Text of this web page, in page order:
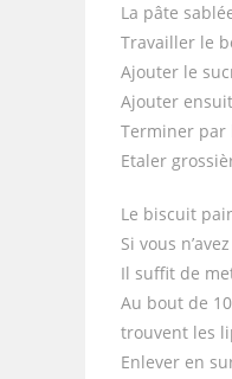
La pâte
Travailler le
Ajouter le
Ajouter
Terminer par
Etaler
Le biscuit
Si vous
Il suffit de
Au bout de
trouvent les
Enlever en